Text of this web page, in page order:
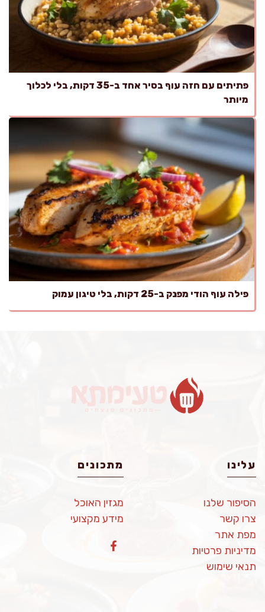
פתיתים עם חזה עוף בסיר אחד ב-35 דקות, בלי לכלוך
מיותר
פילה עוף הודי מפנק ב-25 דקות, בלי טיגון עמוק
עלינו
הסיפור שלנו
צרו קשר
מפת אתר
מדיניות פרטיות
תנאי שימוש
מתכונים
מגזין האוכל
מידע מקצועי